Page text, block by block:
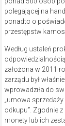
polegającej na
ponadto o
przestępstw
Według ustaleń
założona w 2011
zarządu był
wprowadziła do
„umowa
odkupu”. Zgodnie
monety lub ich